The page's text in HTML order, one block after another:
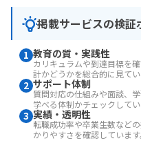
掲載サービスの検証
1 教育の質・実践性
カリキュラムや到達目標を
計かどうかを総合的に見てい
2 サポート体制
質問対応の仕組みや面談、
学べる体制かチェックしてい
3 実績・透明性
転職成功率や卒業生数など
かりやすさを確認しています